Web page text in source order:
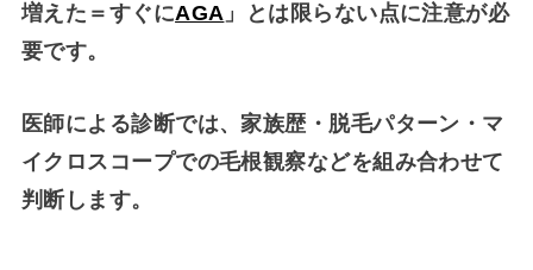
増えた＝すぐにAGA 」とは限らない点に注意が必
要です。
医師による診断では、家族歴・脱毛パターン・マ
イクロスコープでの毛根観察などを組み合わせて
判断します。